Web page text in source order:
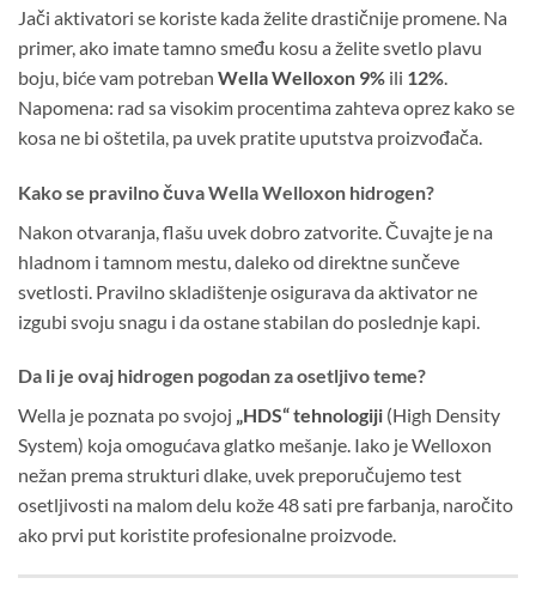
Jači aktivatori se koriste kada želite drastičnije promene. Na
primer, ako imate tamno smeđu kosu a želite svetlo plavu
boju, biće vam potreban Wella Welloxon 9% ili 12%
Napomena: rad sa visokim procentima zahteva oprez kako se
kosa ne bi oštetila, pa uvek pratite uputstva proizvođača.
Kako se pravilno čuva Wella Welloxon hidrogen?
Nakon otvaranja, flašu uvek dobro zatvorite. Čuvajte je na
hladnom i tamnom mestu, daleko od direktne sunčeve
svetlosti. Pravilno skladištenje osigurava da aktivator ne
izgubi svoju snagu i da ostane stabilan do poslednje kapi.
Da li je ovaj hidrogen pogodan za osetljivo teme?
Wella je poznata po svojoj „HDS“ tehnologiji (High Density
System) koja omogućava glatko mešanje. Iako je Welloxon
nežan prema strukturi dlake, uvek preporučujemo test
osetljivosti na malom delu kože 48 sati pre farbanja, naročito
ako prvi put koristite profesionalne proizvode.